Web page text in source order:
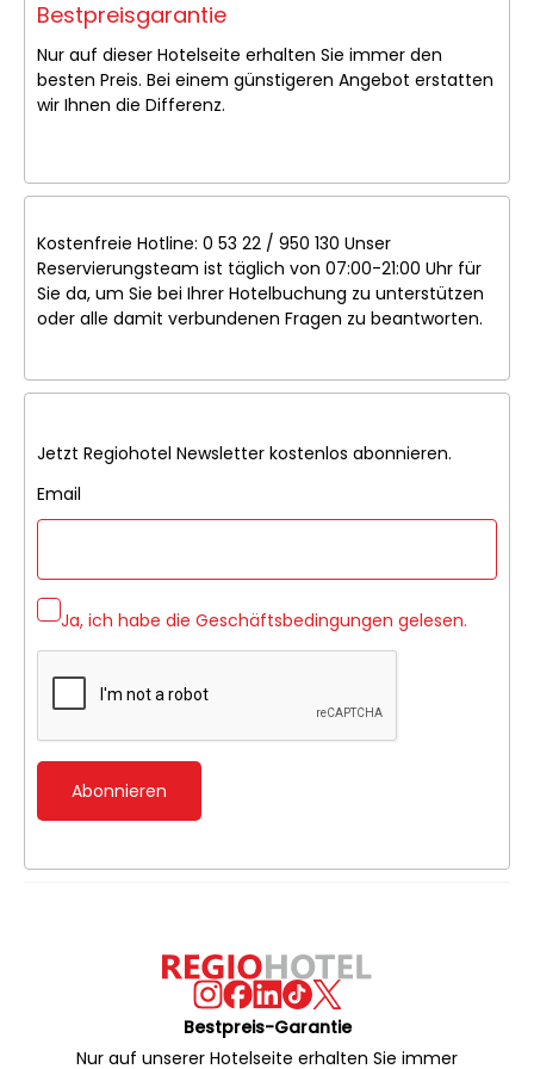
Bestpreisgarantie
Nur auf dieser Hotelseite erhalten Sie immer den
besten Preis. Bei einem günstigeren Angebot erstatten
wir Ihnen die Differenz.
Kostenfreie Hotline: 0 53 22 / 950 130 Unser
Reservierungsteam ist täglich von 07:00-21:00 Uhr für
Sie da, um Sie bei Ihrer Hotelbuchung zu unterstützen
oder alle damit verbundenen Fragen zu beantworten.
Jetzt Regiohotel Newsletter kostenlos abonnieren.
Email
Ja, ich habe die Geschäftsbedingungen gelesen.
Abonnieren
Bestpreis-Garantie
Nur auf unserer Hotelseite erhalten Sie immer